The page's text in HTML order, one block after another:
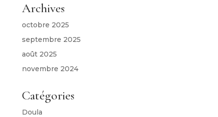
Archives
octobre 2025
septembre 2025
août 2025
novembre 2024
Catégories
Doula